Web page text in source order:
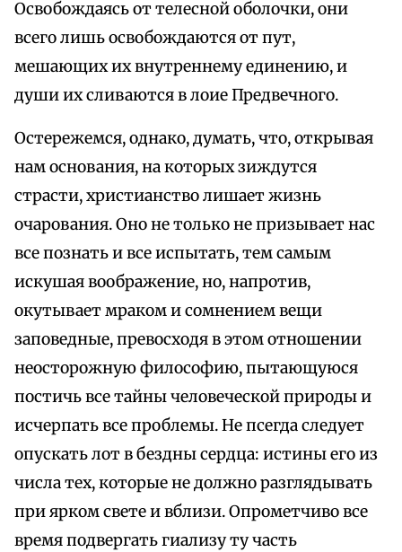
Освобождаясь от телесной оболочки, они
всего лишь освобождаются от пут,
мешающих их внутреннему единению, и
души их сливаются в лоие Предвечного.
Остережемся, однако, думать, что, открывая
нам основания, на которых зиждутся
страсти, христианство лишает жизнь
очарования. Оно не только не призывает нас
все познать и все испытать, тем самым
искушая воображение, но, напротив,
окутывает мраком и сомнением вещи
заповедные, превосходя в этом отношении
неосторожную философию, пытающуюся
постичь все тайны человеческой природы и
исчерпать все проблемы. Не псегда следует
опускать лот в бездны сердца: истины его из
числа тех, которые не должно разглядывать
при ярком свете и вблизи. Опрометчиво все
время подвергать гиализу ту часть